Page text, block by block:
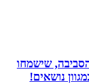
שישמחו
נושאים!